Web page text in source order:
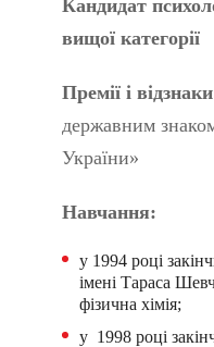
Кандидат
вищої категорії
Премії і
державним
України»
Навчання:
у 1994 році
імені Тараса
фізична хімія;
у 1998 році